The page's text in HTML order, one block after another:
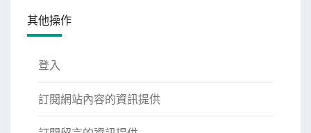
其他操作
登入
訂閱網站內容的資訊提供